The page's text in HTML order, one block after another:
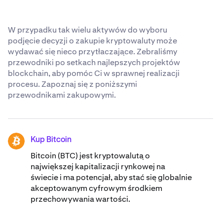
W przypadku tak wielu aktywów do wyboru
podjęcie decyzji o zakupie kryptowaluty może
wydawać się nieco przytłaczające. Zebraliśmy
przewodniki po setkach najlepszych projektów
blockchain, aby pomóc Ci w sprawnej realizacji
procesu. Zapoznaj się z poniższymi
przewodnikami zakupowymi.
BTC Kup Bitcoin
Bitcoin (BTC) jest kryptowalutą o
największej kapitalizacji rynkowej na
świecie i ma potencjał, aby stać się globalnie
akceptowanym cyfrowym środkiem
przechowywania wartości.